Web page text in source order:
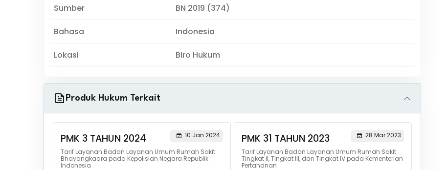
Sumber BN 2019 (374)
Bahasa Indonesia
Lokasi Biro Hukum
Produk Hukum Terkait
PMK 3 TAHUN 2024
10 Jan 2024
Tarif Layanan Badan Layanan Umum Rumah Sakit
Bhayangkaara pada Kepolisian Negara Republik
Indonesia
PMK 31 TAHUN 2023
28 Mar 2023
Tarif Layanan Badan Layanan Umum Rumah Sakit
Tingkat II, Tingkat III, dan Tingkat IV pada Kementerian
Pertahanan